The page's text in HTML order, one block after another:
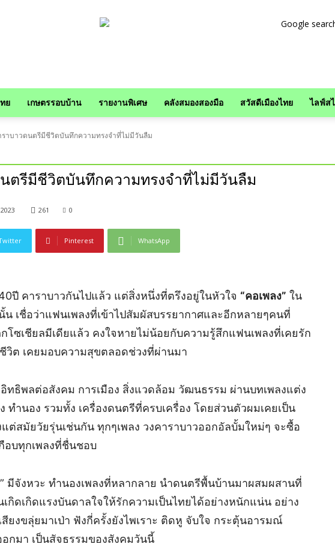
ย เกษตรรอบบ้าน รายงานพิเศษ คลังสมองสองมือ สวัสดีเมืองไทย ไลฟ์ส
ราบาวดนตรีมีชีวิตบันทึกความทรงจำที่ไม่มีวันลืม
ตรีมีชีวิตบันทึกความทรงจำที่ไม่มีวันลืม
261 0
Pinterest WhatsApp
ปี คาราบาวกันไปแล้ว แต่สิ่งหนึ่งที่ตรึงอยู่ในหัวใจ “คอเพลง” ใน
น เชื่อว่าแฟนเพลงที่เข้าไปสัมผัสบรรยากาศและอีกหลายๆคนที่
โซเชียลมีเดียแล้ว คงใจหายไม่น้อยกับความรู้สึกแฟนเพลงที่เคยรัก
วิต เคยมอบความสุขตลอดช่วงที่ผ่านมา
อิทธิพลต่อสังคม การเมือง สิ่งแวดล้อม วัฒนธรรม ผ่านบทเพลงแต่ง
ทำนอง รวมทั้ง เครื่องดนตรีที่ครบเครื่อง โดยส่วนตัวผมเคยเป็น
ต่สมัยวัยรุ่นเช่นกัน ทุกๆเพลง วงคาราบาวออกอัลบั้มใหม่ๆ จะซื้อ
อบทุกเพลงที่ชื่นชอบ
มีจังหวะ ทำนองเพลงที่หลากลาย นำดนตรีพื้นบ้านมาผสมผสานที่
เกิดเกิดแรงบันดาลใจให้รักความเป็นไทยได้อย่างหนักแน่น อย่าง
ยงขลุ่ยมาเป่า ฟังกี่ครั้งยังไพเราะ ติดหู จับใจ กระตุ้นอารมณ์
กมา เป็นสัจธรรมของสังคมวันนี้